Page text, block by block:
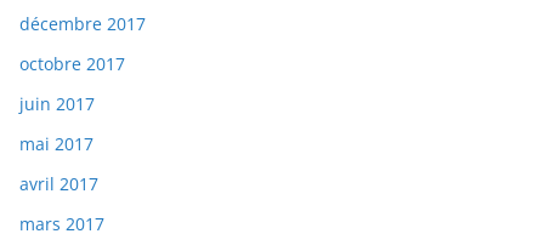
décembre 2017
octobre 2017
juin 2017
mai 2017
avril 2017
mars 2017